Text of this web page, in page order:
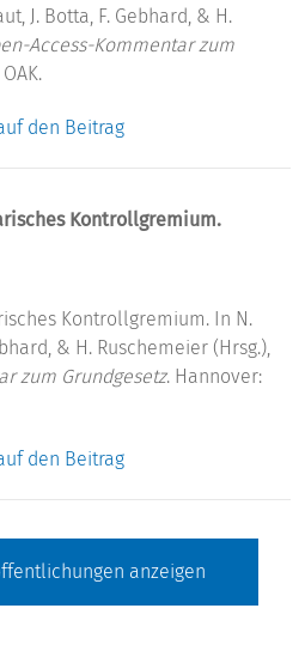
J. Botta, F. Gebhard, & H.
Access-Kommentar zum
den Beitrag
Kontrollgremium.
Kontrollgremium. In N.
& H. Ruschemeier (Hrsg.),
zum Grundgesetz. Hannover:
den Beitrag
anzeigen